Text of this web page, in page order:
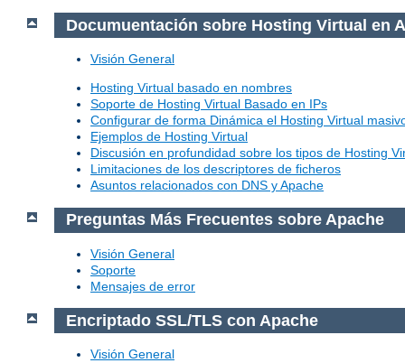
Documuentación sobre Hosting Virtual en
Visión General
Hosting Virtual basado en nombres
Soporte de Hosting Virtual Basado en IPs
Configurar de forma Dinámica el Hosting Virtual
Ejemplos de Hosting Virtual
Discusión en profundidad sobre los tipos de Hosting
Limitaciones de los descriptores de ficheros
Asuntos relacionados con DNS y Apache
Preguntas Más Frecuentes sobre Apache
Visión General
Soporte
Mensajes de error
Encriptado SSL/TLS con Apache
Visión General